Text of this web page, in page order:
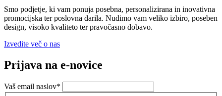
Smo podjetje, ki vam ponuja posebna, personalizirana in inovativna
promocijska ter poslovna darila. Nudimo vam veliko izbiro, poseben
design, visoko kvaliteto ter pravočasno dobavo.
Izvedite več o nas
Prijava na e-novice
Vaš email naslov*